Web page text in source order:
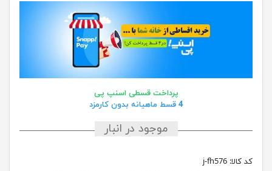
پرداخت قسطی اسنپ پی
4 قسط ماهیانه بدون کارمزد
موجود در انبار
کد کالا: j-fh576